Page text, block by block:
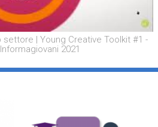
| Young Creative Toolkit #1 -
2021